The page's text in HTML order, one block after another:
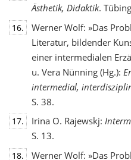
Ästhetik, Didaktik.
16.
Werner Wolf: »Das
Literatur, bildender
einer intermedialen
u. Vera Nünning (Hg.):
intermedial,
S. 38.
17. Irina O. Rajewskj:
S. 13.
18. Werner Wolf: »Das